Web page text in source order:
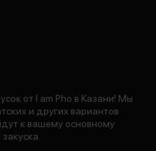
от I am Pho в Казани! Мы
и других вариантов
к вашему основному